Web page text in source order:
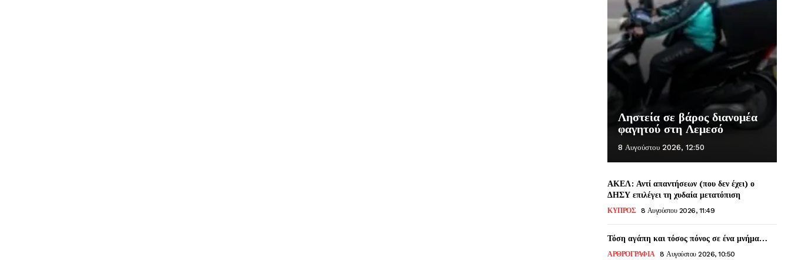
Ληστεία σε βάρος διανομέα
φαγητού στη Λεμεσό
8 Αυγούστου 2026, 12:50
ΑΚΕΛ: Αντί απαντήσεων (που δεν έχει) ο
ΔΗΣΥ επιλέγει τη χυδαία μετατόπιση
ΚΥΠΡΟΣ 8 Αυγούστου 2026, 11:49
Τόση αγάπη και τόσος πόνος σε ένα μνήμα…
ΑΡΘΡΟΓΡΑΦΙΑ 8 Αυγούστου 2026, 10:50